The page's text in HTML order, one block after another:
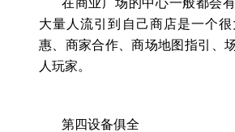
大量人流引到自己商店是一个
惠、商家合作、商场地图指引、
人玩家。
第四设备俱全